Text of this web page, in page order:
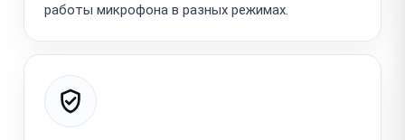
работы микрофона в разных режимах.